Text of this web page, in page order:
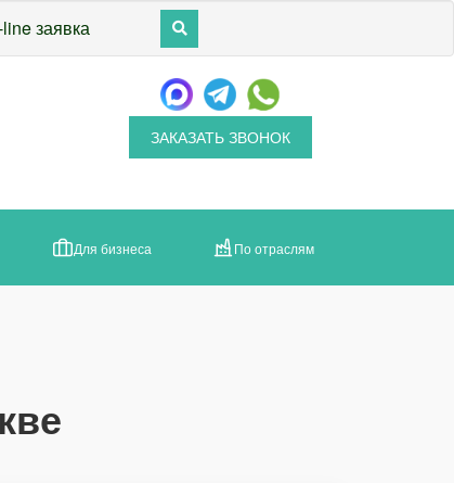
заявка
ЗАКАЗАТЬ ЗВОНОК
Для бизнеса По отраслям